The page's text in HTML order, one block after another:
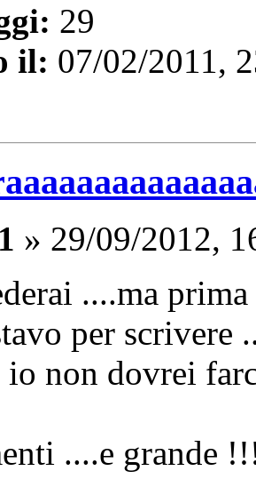
29
il: 07/02/2011,
» 29/09/2012,
....ma
per scrivere
io non dovrei
....e grande